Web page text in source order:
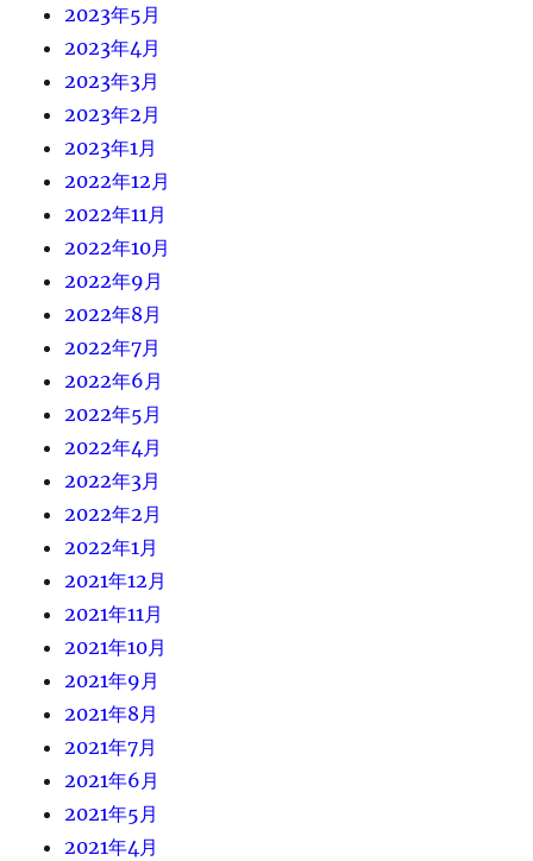
2023年5月
2023年4月
2023年3月
2023年2月
2023年1月
2022年12月
2022年11月
2022年10月
2022年9月
2022年8月
2022年7月
2022年6月
2022年5月
2022年4月
2022年3月
2022年2月
2022年1月
2021年12月
2021年11月
2021年10月
2021年9月
2021年8月
2021年7月
2021年6月
2021年5月
2021年4月